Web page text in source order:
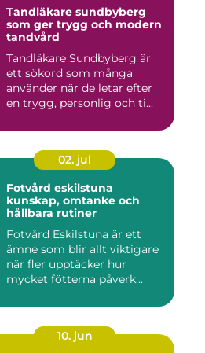
Tandläkare sundbyberg
som ger trygg och modern
tandvård
Tandläkare Sundbyberg är
ett sökord som många
använder när de letar efter
en trygg, personlig och ti...
02. jul
Fotvård eskilstuna
kunskap, omtanke och
hållbara rutiner
Fotvård Eskilstuna är ett
ämne som blir allt viktigare
när fler upptäcker hur
mycket fötterna påverk...
10. jun